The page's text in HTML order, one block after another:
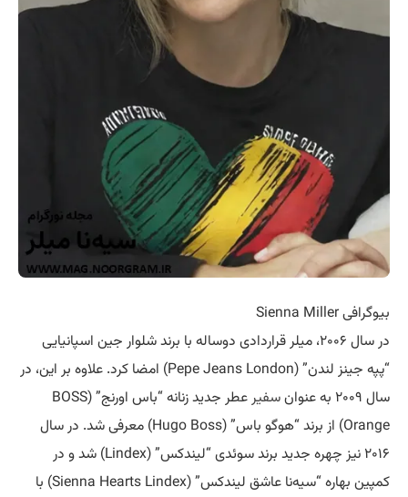
بیوگرافی Sienna Miller
در سال ۲۰۰۶، میلر قراردادی دوساله با برند شلوار جین اسپانیایی
“پپه جینز لندن” (Pepe Jeans London) امضا کرد. علاوه بر این، در
سال ۲۰۰۹ به عنوان
سفیر
عطر جدید زنانه “باس اورنج” (BOSS
Orange) از برند “هوگو باس” (Hugo Boss) معرفی شد. در سال
۲۰۱۶ نیز چهره جدید برند سوئدی “لیندکس” (Lindex) شد و در
کمپین بهاره “سیه‌نا عاشق لیندکس” (Sienna Hearts Lindex) با